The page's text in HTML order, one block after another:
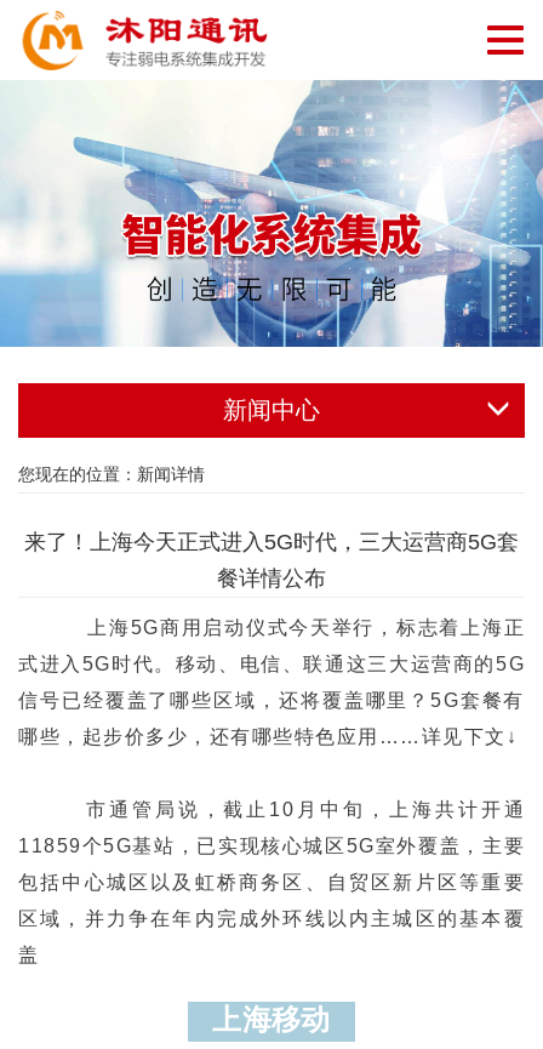
切
导
航
新闻中心
您现在的位置： 新闻详情
来了！上海今天正式进入5G时代，三大运营商5G套
餐详情公布
上海5G商用启动仪式今天举行，标志着上海正
式进入5G时代。移动、电信、联通这三大运营商的5G
信号已经覆盖了哪些区域，还将覆盖哪里？5G套餐有
哪些，起步价多少，还有哪些特色应用……详见下文↓
市通管局说，截止10月中旬，上海共计开通
11859个5G基站，已实现核心城区5G室外覆盖，主要
包括中心城区以及虹桥商务区、自贸区新片区等重要
区域，并力争在年内完成外环线以内主城区的基本覆
盖
上海移动